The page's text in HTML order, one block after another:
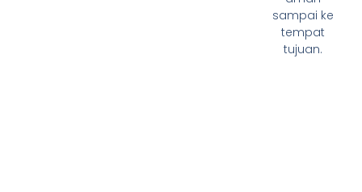
sampai ke
tempat
tujuan.